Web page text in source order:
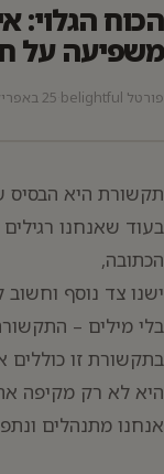
הכוח הגלוי:
משפיעה על
פורטל belightful 25 באפריל 2025
תקשורת היא הבסיס
בעוד שאנחנו
הכתובה,
ישנו צד נוסף
בלי מילים –
בתקשורת זו
היא לא רק מקיפה
אנחנו מתנהלים